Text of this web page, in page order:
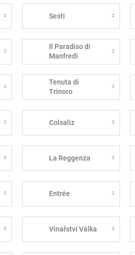
Sesti
Il Paradiso di
Manfredi
Tenuta di
Trinoro
Colsaliz
La Reggenza
Entrée
Vinařství Válka